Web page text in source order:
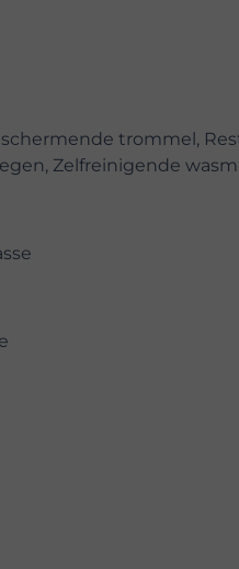
trommel,
Zelfreinigende